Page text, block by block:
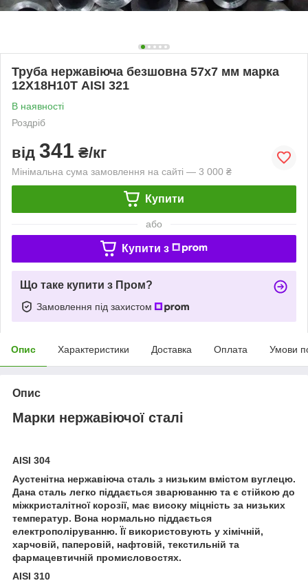
Труба нержавіюча безшовна 57х7 мм марка
12Х18Н10Т AISI 321
В наявності
Роздріб
від 341 ₴/кг
Мінімальна сума замовлення на сайті — 3 000 ₴
Купити
або
Купити з
Що таке купити з Пром?
Замовлення під захистом
Опис Характеристики Доставка Оплата Умови
Опис
Марки нержавіючої сталі
AISI 304
Аустенітна нержавіюча сталь з низьким вмістом вуглецю.
Дана сталь легко піддається зварюванню та є стійкою до
міжкристалітної корозії, має високу міцність за низьких
температур. Вона нормально піддається
електрополіруванню. Її використовують у хімічній,
харчовій, паперовій, нафтовій, текстильній та
фармацевтичній промисловостях.
AISI 310